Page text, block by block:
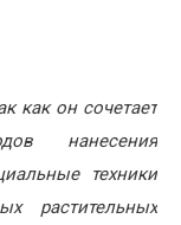
как он сочетает
нанесения
техники
растительных